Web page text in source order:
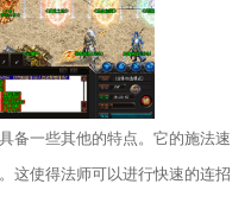
备一些其他的特点。它的施法速
这使得法师可以进行快速的连招